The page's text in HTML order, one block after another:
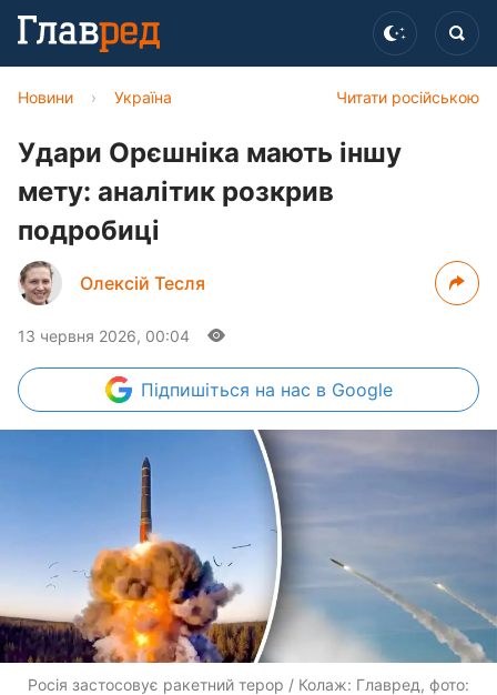
Читати російською
Новини › Україна
Удари Орєшніка мають іншу
мету: аналітик розкрив
подробиці
Олексій Тесля
13 червня 2026, 00:04
Підпишіться на нас в Google
Росія застосовує ракетний терор / Колаж: Главред, фото: